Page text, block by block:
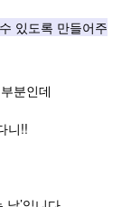
있도록 만들어주
분인데
니!!